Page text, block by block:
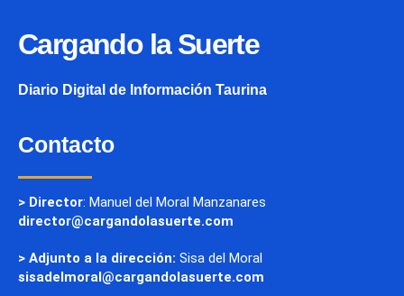
Cargando la Suerte
Diario Digital de Información Taurina
Contacto
> Director: Manuel del Moral Manzanares
director@cargandolasuerte.com
> Adjunto a la dirección: Sisa del Moral
sisadelmoral@cargandolasuerte.com